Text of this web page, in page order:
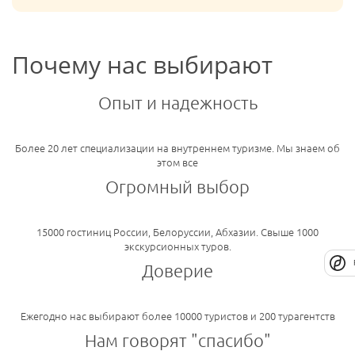
Почему нас выбирают
Опыт и надежность
Более 20 лет специализации на внутреннем туризме. Мы знаем об
этом все
Огромный выбор
15000 гостиниц России, Белоруссии, Абхазии. Свыше 1000
экскурсионных туров.
Доверие
Ежегодно нас выбирают более 10000 туристов и 200 турагентств
Нам говорят "спасибо"